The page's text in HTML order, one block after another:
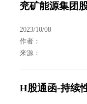
2023/10/08
作者：
来源：
H股通函-持续